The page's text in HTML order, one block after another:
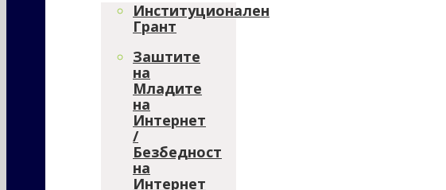
Институционален
Грант
Заштите
на
Младите
на
Интернет
/
Безбедност
на
Интернет